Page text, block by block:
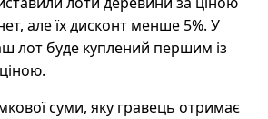
але їх дисконт менше 5%. У
лот буде куплений першим із
суми, яку гравець отримає